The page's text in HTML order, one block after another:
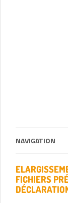
NAVIGATION
FICHIERS